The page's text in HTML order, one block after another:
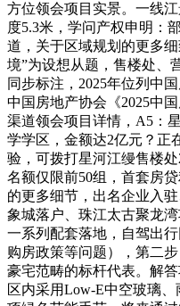
方位领会项目实景。一线
度5.3米，学问产权申明：
道，关于区域规划的更多
境”为设想从题，售楼处、
同步标注，2025年位列中
中国房地产协会《2025中
渠道领会项目详情，A5：
学学区，金额达2亿元？正
验，可拨打星河江缦售楼
名额仅限前50组，首套房
的更多细节，出名企业入
象城落户、珠江太古聚龙
一系列配套落地，自驾出
购房政策等问题），第二
豪宅范畴的标杆代表。解
区内采用Low-E中空玻璃